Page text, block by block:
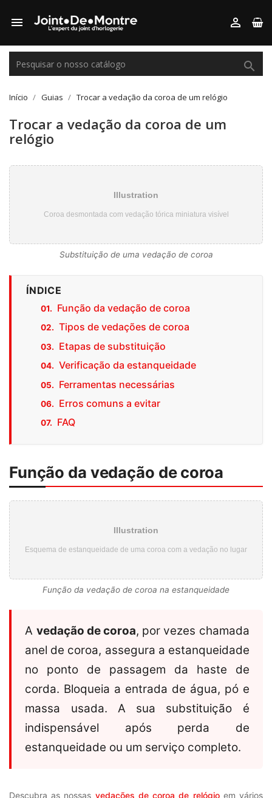
 

Início Guias Trocar a vedação da coroa de um relógio
Trocar a vedação da coroa de um
relógio
Illustration
Coroa desmontada com vedação tórica miniatura visível
Substituição de uma vedação de coroa
ÍNDICE
Função da vedação de coroa
Tipos de vedações de coroa
Etapas de substituição
Verificação da estanqueidade
Ferramentas necessárias
Erros comuns a evitar
FAQ
Função da vedação de coroa
Illustration
Esquema de estanqueidade de uma coroa com a vedação no lugar
Função da vedação de coroa na estanqueidade
A vedação de coroa, por vezes chamada
anel de coroa, assegura a estanqueidade
no ponto de passagem da haste de
corda. Bloqueia a entrada de água, pó e
massa usada. A sua substituição é
indispensável após perda de
estanqueidade ou um serviço completo.
Descubra as nossas vedações de coroa de relógioem vários